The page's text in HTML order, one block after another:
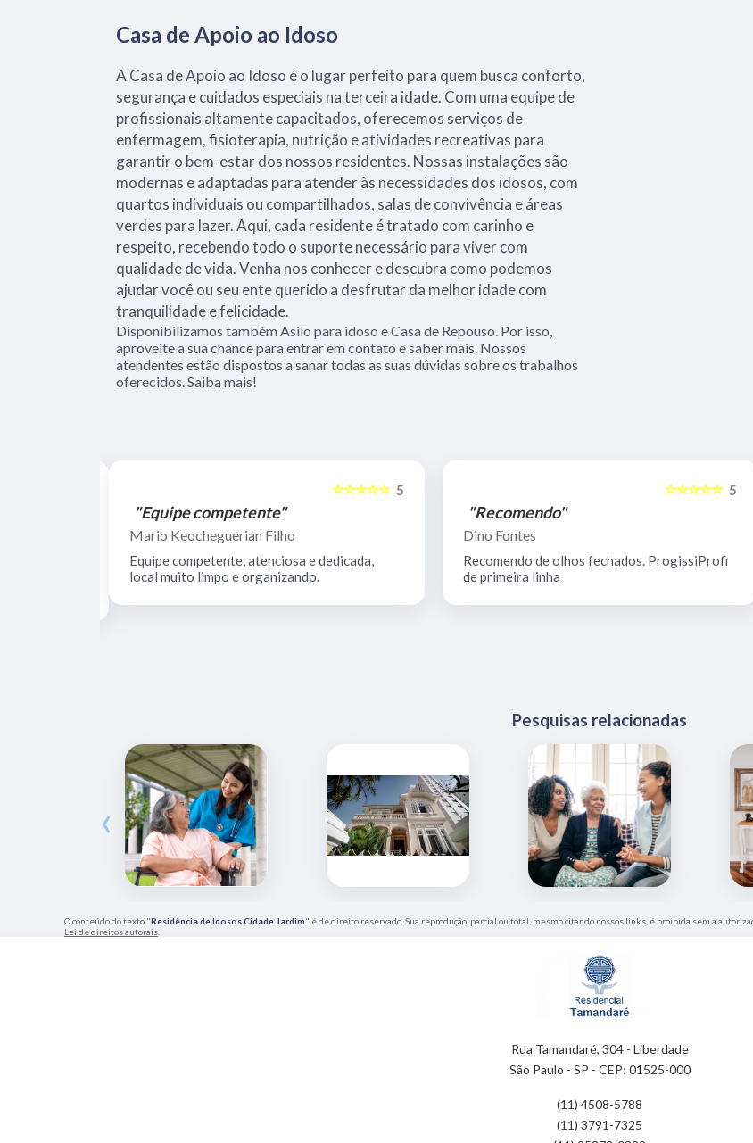
Casa de Apoio ao Idoso
A Casa de Apoio ao Idoso é o lugar perfeito para quem busca conforto,
segurança e cuidados especiais na terceira idade. Com uma equipe de
profissionais altamente capacitados, oferecemos serviços de
enfermagem, fisioterapia, nutrição e atividades recreativas para
garantir o bem-estar dos nossos residentes. Nossas instalações são
modernas e adaptadas para atender às necessidades dos idosos, com
quartos individuais ou compartilhados, salas de convivência e áreas
verdes para lazer. Aqui, cada residente é tratado com carinho e
respeito, recebendo todo o suporte necessário para viver com
qualidade de vida. Venha nos conhecer e descubra como podemos
ajudar você ou seu ente querido a desfrutar da melhor idade com
tranquilidade e felicidade.
Disponibilizamos também Asilo para idoso e Casa de Repouso. Por isso,
aproveite a sua chance para entrar em contato e saber mais. Nossos
atendentes estão dispostos a sanar todas as suas dúvidas sobre os trabalhos
oferecidos. Saiba mais!
5
☆☆☆☆☆
"Equipe competente"
Mario Keocheguerian Filho
Equipe competente, atenciosa e dedicada,
local muito limpo e organizando.
5
☆☆☆☆☆
"Recomendo"
Dino Fontes
Recomendo de olhos fechados. ProgissiProfi
de primeira linha
Pesquisas relacionadas
‹
O conteúdo do texto "Residência de Idosos Cidade Jardim" é de direito reservado. Sua reprodução, parcial ou total, mesmo citando nossos links, é proibida sem a
Lei de direitos autorais
Rua Tamandaré, 304 - Liberdade
São Paulo - SP - CEP: 01525-000
(11) 4508-5788
(11) 3791-7325